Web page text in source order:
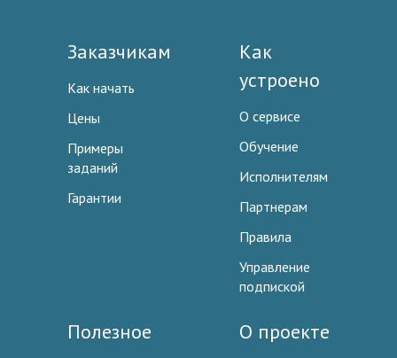
Заказчикам
Как начать
Цены
Примеры
заданий
Гарантии
Как
устроено
О сервисе
Обучение
Исполнителям
Партнерам
Правила
Управление
подпиской
Полезное О проекте